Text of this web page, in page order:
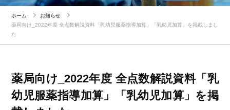
ホーム
お知らせ
薬局向け_2022年度 全点数解説資料「乳幼児服薬指導加算」「乳幼児加算」を掲載しまし
た
薬局向け_2022年度 全点数解説資料「乳
幼児服薬指導加算」「乳幼児加算」を掲